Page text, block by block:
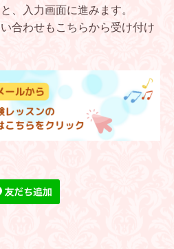
、入力画面に進みます。
合わせもこちらから受け付け